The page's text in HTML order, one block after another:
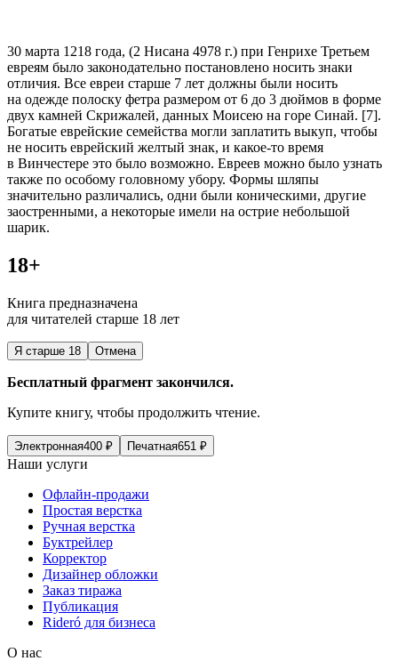
30 марта 1218 года, (2 Нисана 4978 г.) при Генрихе Третьем
евреям было законодательно постановлено носить знаки
отличия. Все евреи старше 7 лет должны были носить
на одежде полоску фетра размером от 6 до 3 дюймов в форме
двух камней Скрижалей, данных Моисею на горе Синай. [7].
Богатые еврейские семейства могли заплатить выкуп, чтобы
не носить еврейский желтый знак, и какое-то время
в Винчестере это было возможно. Евреев можно было узнать
также по особому головному убору. Формы шляпы
значительно различались, одни были коническими, другие
заостренными, а некоторые имели на острие небольшой
шарик.
18+
Книга предназначена
для читателей старше 18 лет
Я старше 18 Отмена
Бесплатный фрагмент закончился.
Купите книгу, чтобы продолжить чтение.
Электронная400 ₽ Печатная651 ₽
Наши услуги
Офлайн-продажи
Простая верстка
Ручная верстка
Буктрейлер
Корректор
Дизайнер обложки
Заказ тиража
Публикация
Rideró для бизнеса
О нас